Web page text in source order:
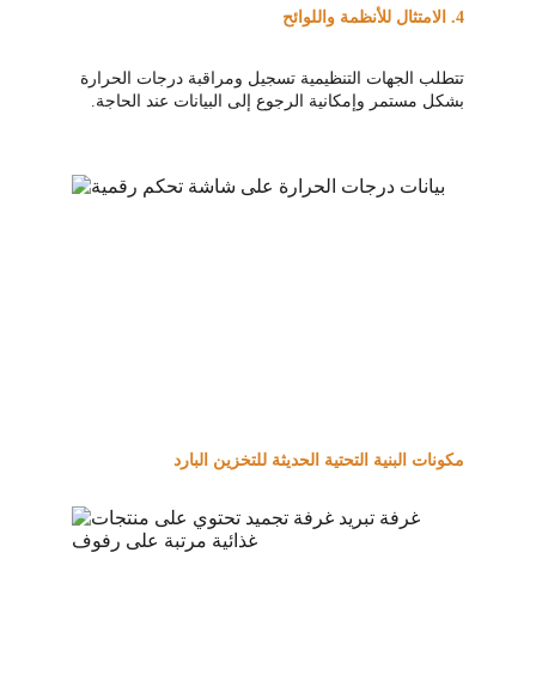
4. الامتثال للأنظمة واللوائح
تتطلب الجهات التنظيمية تسجيل ومراقبة درجات الحرارة
بشكل مستمر وإمكانية الرجوع إلى البيانات عند الحاجة.
مكونات البنية التحتية الحديثة للتخزين البارد